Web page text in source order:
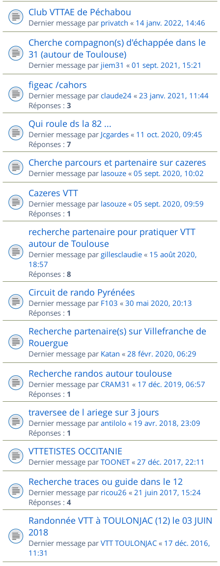
Club VTTAE de Péchabou
Dernier message par privatch « 14 janv. 2022, 14:46
Cherche compagnon(s) d'échappée dans le
31 (autour de Toulouse)
Dernier message par jiem31 « 01 sept. 2021, 15:21
figeac /cahors
Dernier message par claude24 « 23 janv. 2021, 11:44
Réponses : 3
Qui roule ds la 82 ...
Dernier message par Jcgardes « 11 oct. 2020, 09:45
Réponses : 7
Cherche parcours et partenaire sur cazeres
Dernier message par lasouze « 05 sept. 2020, 10:02
Cazeres VTT
Dernier message par lasouze « 05 sept. 2020, 09:59
Réponses : 1
recherche partenaire pour pratiquer VTT
autour de Toulouse
Dernier message par gillesclaudie « 15 août 2020,
18:57
Réponses : 8
Circuit de rando Pyrénées
Dernier message par F103 « 30 mai 2020, 20:13
Réponses : 1
Recherche partenaire(s) sur Villefranche de
Rouergue
Dernier message par Katan « 28 févr. 2020, 06:29
Recherche randos autour toulouse
Dernier message par CRAM31 « 17 déc. 2019, 06:57
Réponses : 1
traversee de l ariege sur 3 jours
Dernier message par antilolo « 19 avr. 2018, 23:09
Réponses : 1
VTTETISTES OCCITANIE
Dernier message par TOONET« 27 déc. 2017, 22:11
Recherche traces ou guide dans le 12
Dernier message par ricou26 « 21 juin 2017, 15:24
Réponses : 4
Randonnée VTT à TOULONJAC (12) le 03 JUIN
2018
Dernier message par VTT TOULONJAC « 17 déc. 2016,
11:31